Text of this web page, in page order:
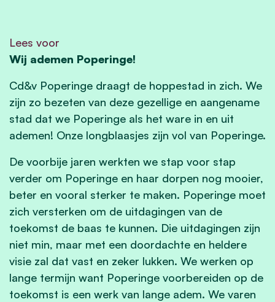
Lees voor
Wij ademen Poperinge!
Cd&v Poperinge draagt de hoppestad in zich. We
zijn zo bezeten van deze gezellige en aangename
stad dat we Poperinge als het ware in en uit
ademen! Onze longblaasjes zijn vol van Poperinge.
De voorbije jaren werkten we stap voor stap
verder om Poperinge en haar dorpen nog mooier,
beter en vooral sterker te maken. Poperinge moet
zich versterken om de uitdagingen van de
toekomst de baas te kunnen. Die uitdagingen zijn
niet min, maar met een doordachte en heldere
visie zal dat vast en zeker lukken. We werken op
lange termijn want Poperinge voorbereiden op de
toekomst is een werk van lange adem. We varen